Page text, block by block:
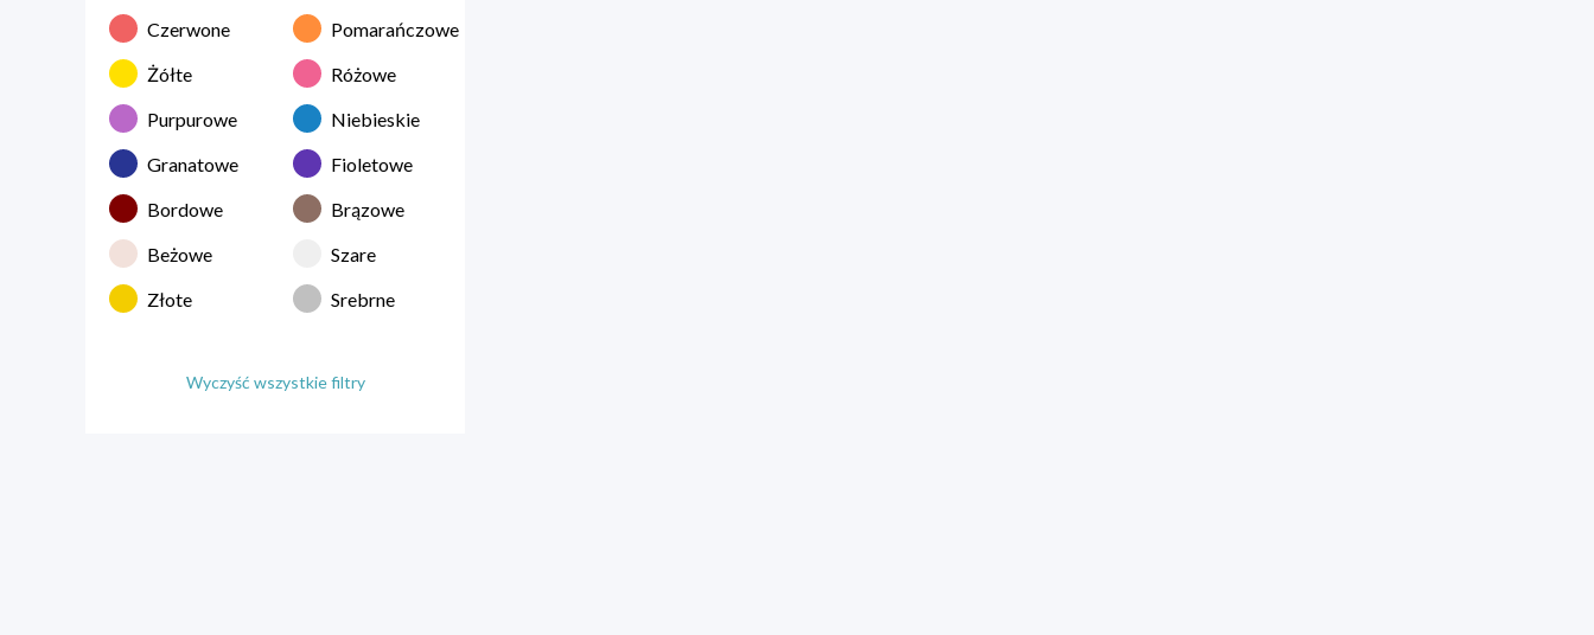
Czerwone
Pomarańczowe
Żółte
Różowe
Purpurowe
Niebieskie
Granatowe
Fioletowe
Bordowe
Brązowe
Beżowe
Szare
Złote
Srebrne
Wyczyść wszystkie filtry